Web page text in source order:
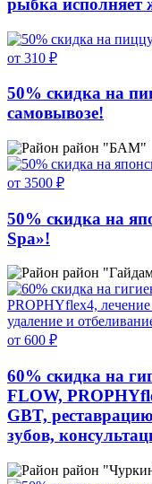
рыбка исполняет
от 310 ₽
50% скидка на
самовывозе!
район "БАМ"
от 3500 ₽
50% скидка на
Spa»!
район
от 600 ₽
60% скидка на
FLOW,
GBT,
зубов,
район